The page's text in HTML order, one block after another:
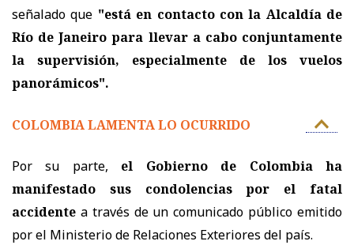
señalado que "está en contacto con la Alcaldía de
Río de Janeiro para llevar a cabo conjuntamente
la supervisión, especialmente de los vuelos
panorámicos".
COLOMBIA LAMENTA LO OCURRIDO
Por su parte, el Gobierno de Colombia ha
manifestado sus condolencias por el fatal
accidente a través de un comunicado público emitido
por el Ministerio de Relaciones Exteriores del país.